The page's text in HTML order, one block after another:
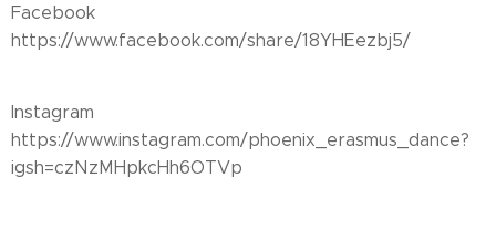
Facebook
https://www.facebook.com/share/18YHEezbj5/
Instagram
https://www.instagram.com/phoenix_erasmus_dance?
igsh=czNzMHpkcHh6OTVp